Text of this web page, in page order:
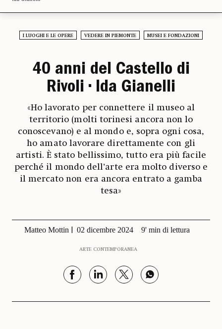
I LUOGHI E LE OPERE VEDERE IN PIEMONTE MUSEI E FONDAZIONI
40 anni del Castello di
Rivoli • Ida Gianelli
«Ho lavorato per connettere il museo al
territorio (molti torinesi ancora non lo
conoscevano) e al mondo e, sopra ogni cosa,
ho amato lavorare direttamente con gli
artisti. È stato bellissimo, tutto era più facile
perché il mondo dell’arte era molto diverso e
il mercato non era ancora entrato a gamba
tesa»
Matteo Mottin 02 dicembre 2024 9' min di lettura
ARTE CONTEMPORANEA